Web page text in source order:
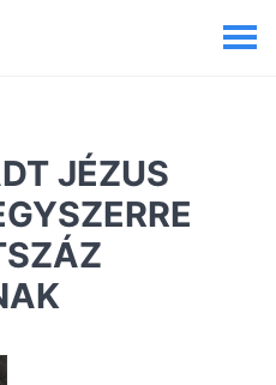
JÉZUS